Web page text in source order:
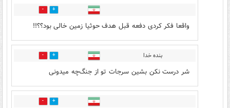
9
واقعا فکر کردی دفعه قبل هدف حوثیا زمین خالی بود؟؟!!
بنده خدا 7
شر درست نکن بشین سرجات تو از جنگ‌چه میدونی
11